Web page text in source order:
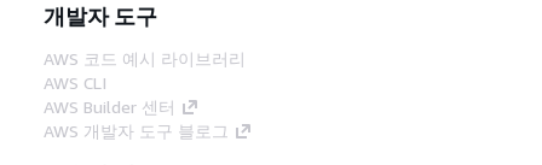
개발자 도구
AWS 코드 예시 라이브러리
AWS CLI
AWS Builder 센터
AWS 개발자 도구 블로그